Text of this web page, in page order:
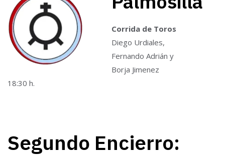
Corrida de Toros
Diego Urdiales,
Fernando Adrián y
Borja Jimenez
18:30 h.
Segundo Encierro: